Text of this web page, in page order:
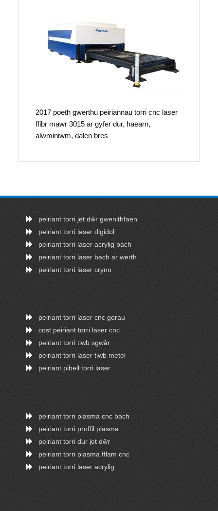
2017 poeth gwerthu peiriannau torri cnc laser
ffibr mawr 3015 ar gyfer dur, haearn,
alwminiwm, dalen bres
peiriant torri jet dŵr gwenithfaen
peiriant torri laser digidol
peiriant torri laser acrylig bach
peiriant torri laser bach ar werth
peiriant torri laser cryno
peiriant torri laser cnc gorau
cost peiriant torri laser cnc
peiriant torri tiwb sgwâr
peiriant torri laser tiwb metel
peiriant pibell torri laser
peiriant torri plasma cnc bach
peiriant torri proffil plasma
peiriant torri dur jet dŵr
peiriant torri plasma fflam cnc
peiriant torri laser acrylig